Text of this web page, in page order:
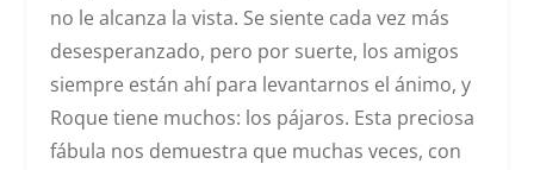
no le alcanza la vista. Se siente cada vez más
desesperanzado, pero por suerte, los amigos
siempre están ahí para levantarnos el ánimo, y
Roque tiene muchos: los pájaros. Esta preciosa
fábula nos demuestra que muchas veces, con